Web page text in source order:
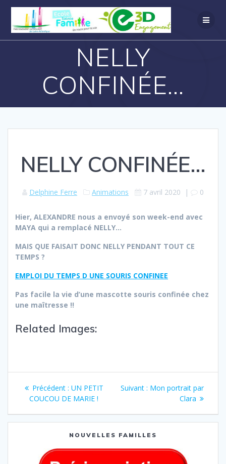
NELLY
CONFINÉE…
NELLY CONFINÉE…
Delphine Ferre Animations 7 avril 2020 | 0
Hier, ALEXANDRE nous a envoyé son week-end avec
MAYA qui a remplacé NELLY…
MAIS QUE FAISAIT DONC NELLY PENDANT TOUT CE
TEMPS ?
EMPLOI DU TEMPS D UNE SOURIS CONFINEE
Pas facile la vie d’une mascotte souris confinée chez
une maîtresse !!
Related Images:
Précédent : UN PETIT
COUCOU DE MARIE !
Suivant : Mon portrait par
Clara
NOUVELLES FAMILLES